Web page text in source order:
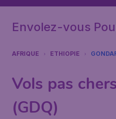
Envolez-vous
AFRIQUE ETHIOPIE
Vols pas
(GDQ)